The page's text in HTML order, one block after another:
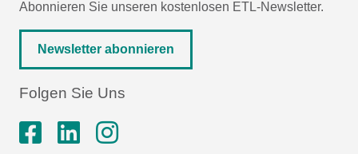
Abonnieren Sie unseren kostenlosen ETL-Newsletter.
Newsletter abonnieren
Folgen Sie Uns